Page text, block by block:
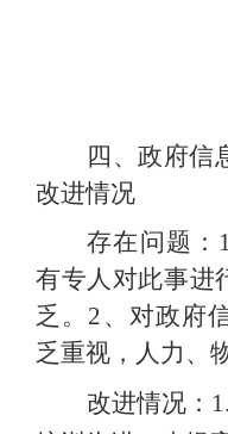
四、政府信
改进情况
存在问题：
有专人对此事进
乏。2、对政府
乏重视，人力、
改进情况：